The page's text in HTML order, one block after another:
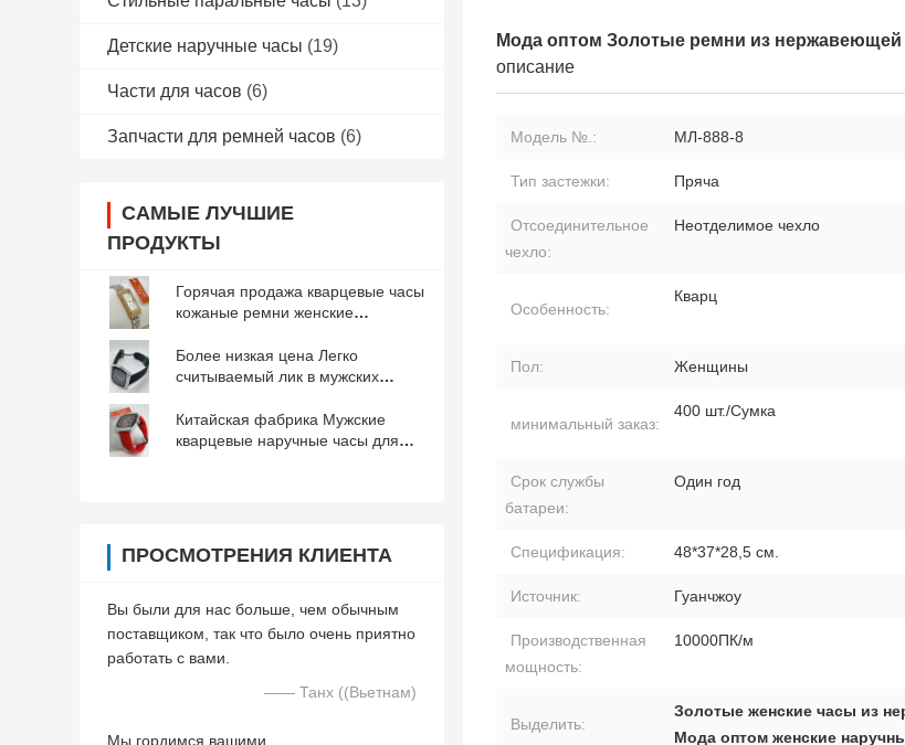
Детские наручные часы (19)
Части для часов (6)
Запчасти для ремней часов (6)
САМЫЕ ЛУЧШИЕ
ПРОДУКТЫ
Горячая продажа кварцевые часы
кожаные ремни женские
Более низкая цена Легко
считываемый лик в мужских
условий низкой освещенности
Китайская фабрика Мужские
кварцевые наручные часы для
ПРОСМОТРЕНИЯ КЛИЕНТА
Вы были для нас больше, чем обычным
поставщиком, так что было очень приятно
работать с вами.
—— Танх ((Вьетнам)
Мы гордимся вашими
Мода оптом Золотые ремни из
описание
Модель №.: МЛ-888-8
Тип застежки: Пряча
Отсоединительное
чехло:
Неотделимое чехло
Особенность:
Кварц
Пол: Женщины
минимальный заказ:
400 шт./Сумка
Срок службы
батареи:
Один год
Спецификация: 48*37*28,5 см.
Источник: Гуанчжоу
Производственная
мощность:
10000ПК/м
Выделить:
Золотые женские часы из
Мода оптом женские